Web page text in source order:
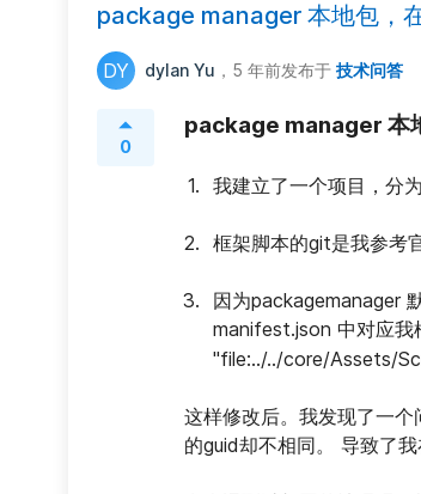
package manager 本地包，
DY dylan Yu ，5 年前发布于 技术问答
0
package manager 本
我建立了一个项目，分
框架脚本的git是我参考
因为packagemanager
manifest.json 中对应我
"file:../../core/Assets/
这样修改后。我发现了一
的guid却不相同。 导致了